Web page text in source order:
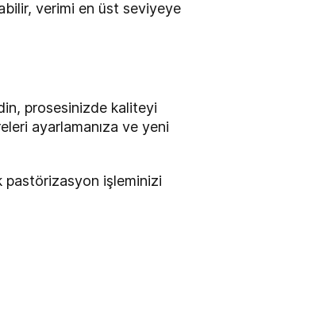
verimi en üst seviyeye
prosesinizde kaliteyi
ayarlamanıza ve yeni
pastörizasyon işleminizi